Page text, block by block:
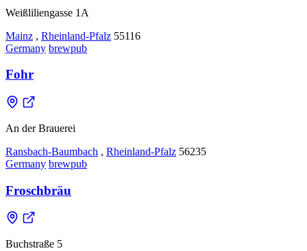
Weißliliengasse 1A
Mainz , Rheinland-Pfalz 55116
Germany brewpub
Fohr
An der Brauerei
Ransbach-Baumbach , Rheinland-Pfalz 56235
Germany brewpub
Froschbräu
Buchstraße 5